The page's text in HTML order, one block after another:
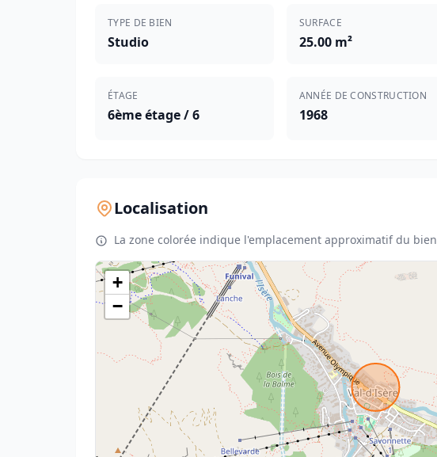
TYPE DE BIEN
Studio
SURFACE
25.00 m²
ÉTAGE
6ème étage / 6
ANNÉE DE CONSTRUCTION
1968
Localisation
La zone colorée indique l'emplacement approximatif du bien
+
−